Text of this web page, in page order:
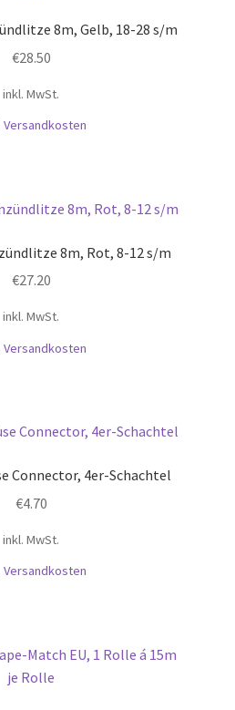
8m, Gelb, 18-28 s/m
€28.50
inkl. MwSt.
Versandkosten
8m, Rot, 8-12 s/m
€27.20
inkl. MwSt.
Versandkosten
Connector, 4er-Schachtel
€4.70
inkl. MwSt.
Versandkosten